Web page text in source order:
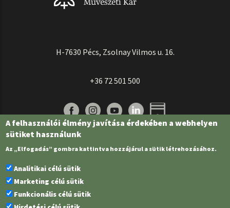
H-7630 Pécs, Zsolnay Vilmos u. 16.
+36 72 501 500
Pécsi Tudományegyetem | Kancellária |
A felhasználói élmény javítása érdekében a webhelyen
sütiket használunk
Az „Elfogadás” gombra kattintva hozzájárul a sütik létrehozásához.
Analitikai célú sütik
Marketing célú sütik
Funkcionális célú sütik